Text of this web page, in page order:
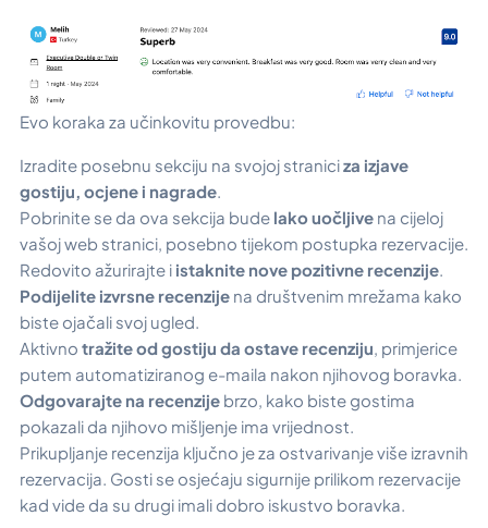
Evo koraka za učinkovitu provedbu:
Izradite posebnu sekciju na svojoj straniciza izjave
gostiju, ocjene i nagrade.
Pobrinite se da ova sekcija bude lako uočljive na cijeloj
vašoj web stranici, posebno tijekom postupka rezervacije.
Redovito ažurirajte i istaknite nove pozitivne recenzije.
Podijelite izvrsne recenzije na društvenim mrežama kako
biste ojačali svoj ugled.
Aktivno tražite od gostiju da ostave recenziju, primjerice
putem automatiziranog e-maila nakon njihovog boravka.
Odgovarajte na recenzije brzo, kako biste gostima
pokazali da njihovo mišljenje ima vrijednost.
Prikupljanje recenzija ključno je za ostvarivanje više izravnih
rezervacija. Gosti se osjećaju sigurnije prilikom rezervacije
kad vide da su drugi imali dobro iskustvo boravka.